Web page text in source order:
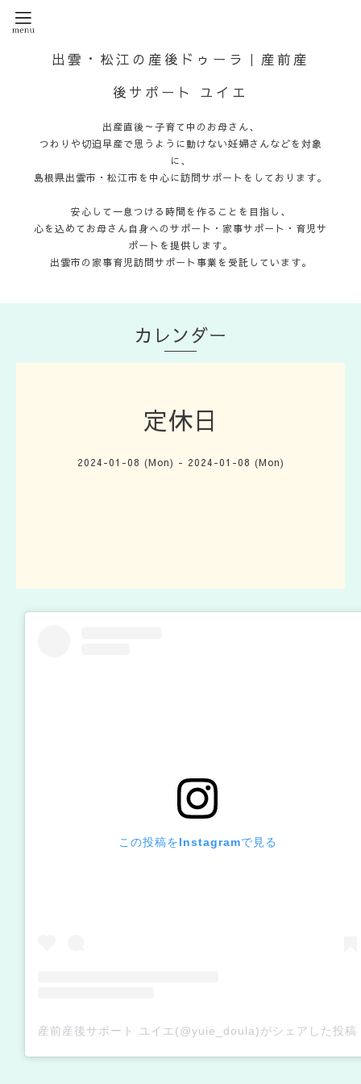
出雲・松江の産後ドゥーラ｜産前産
後サポート ユイエ
出産直後～子育て中のお母さん、
つわりや切迫早産で思うように動けない妊婦さんなどを対象
に、
島根県出雲市・松江市を中心に訪問サポートをしております。
安心して一息つける時間を作ることを目指し、
心を込めてお母さん自身へのサポート・家事サポート・育児サ
ポートを提供します。
出雲市の家事育児訪問サポート事業を受託しています。
カレンダー
定休日
2024-01-08 (Mon) - 2024-01-08 (Mon)
この投稿をInstagramで見る
産前産後サポート ユイエ(@yuie_doula)がシェアした投稿